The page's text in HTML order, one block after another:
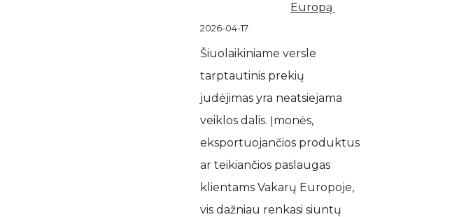
Europą
2026-04-17
Šiuolaikiniame versle
tarptautinis prekių
judėjimas yra neatsiejama
veiklos dalis. Įmonės,
eksportuojančios produktus
ar teikiančios paslaugas
klientams Vakarų Europoje,
vis dažniau renkasi siuntų